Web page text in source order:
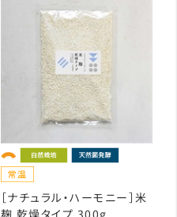
［ナチュラル・ハーモニー］米